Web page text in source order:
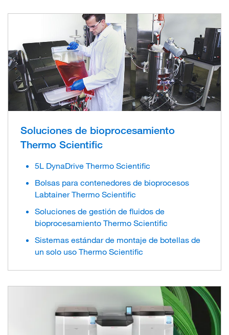
Soluciones de bioprocesamiento
Thermo Scientific
5L DynaDrive Thermo Scientific
Bolsas para contenedores de bioprocesos
Labtainer Thermo Scientific
Soluciones de gestión de fluidos de
bioprocesamiento Thermo Scientific
Sistemas estándar de montaje de botellas de
un solo uso Thermo Scientific